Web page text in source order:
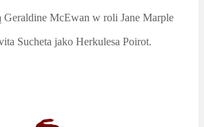
Geraldine McEwan w roli Jane Marple
Sucheta jako Herkulesa Poirot.